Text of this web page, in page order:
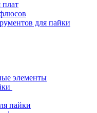
для пайки
элементы
пайки